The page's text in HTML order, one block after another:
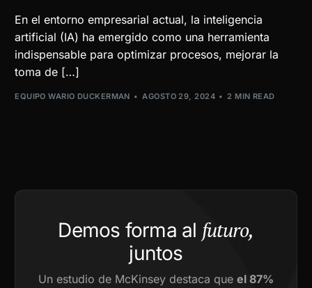
En el entorno empresarial actual, la inteligencia
artificial (IA) ha emergido como una herramienta
indispensable para optimizar procesos, mejorar la
toma de […]
EQUIPO WARIO DUCKERMAN AGOSTO 29, 2024 2 MIN READ
Demos forma al futuro,
juntos
Un estudio de McKinsey destaca que el 87%